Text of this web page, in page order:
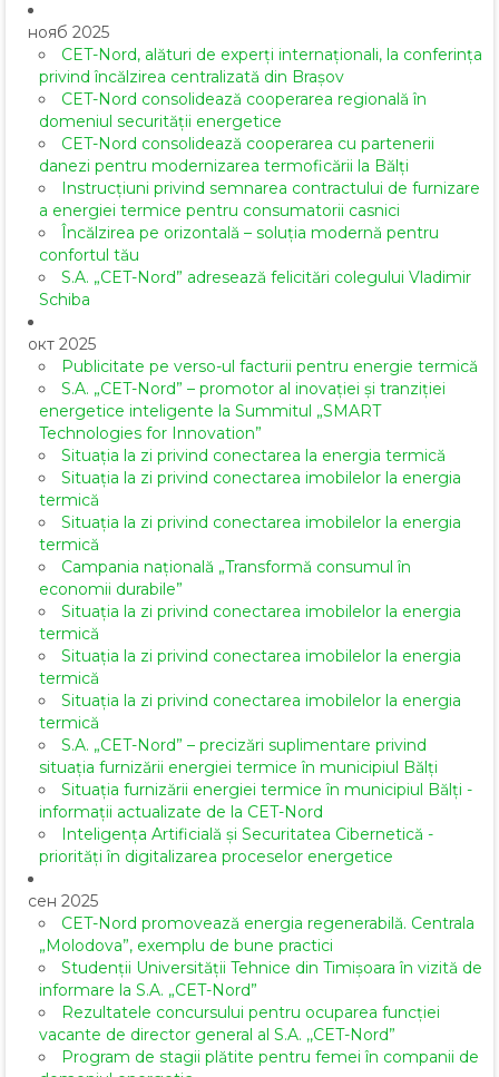
нояб 2025
CET-Nord, alături de experți internaționali, la conferința
privind încălzirea centralizată din Brașov
CET-Nord consolidează cooperarea regională în
domeniul securității energetice
CET-Nord consolidează cooperarea cu partenerii
danezi pentru modernizarea termoficării la Bălți
Instrucțiuni privind semnarea contractului de furnizare
a energiei termice pentru consumatorii casnici
Încălzirea pe orizontală – soluția modernă pentru
confortul tău
S.A. „CET-Nord” adresează felicitări colegului Vladimir
Schiba
окт 2025
Publicitate pe verso-ul facturii pentru energie termică
S.A. „CET-Nord” – promotor al inovației și tranziției
energetice inteligente la Summitul „SMART
Technologies for Innovation”
Situația la zi privind conectarea la energia termică
Situația la zi privind conectarea imobilelor la energia
termică
Situația la zi privind conectarea imobilelor la energia
termică
Campania națională „Transformă consumul în
economii durabile”
Situația la zi privind conectarea imobilelor la energia
termică
Situația la zi privind conectarea imobilelor la energia
termică
Situația la zi privind conectarea imobilelor la energia
termică
S.A. „CET-Nord” – precizări suplimentare privind
situația furnizării energiei termice în municipiul Bălți
Situația furnizării energiei termice în municipiul Bălți -
informații actualizate de la CET-Nord
Inteligența Artificială și Securitatea Cibernetică -
priorități în digitalizarea proceselor energetice
сен 2025
CET-Nord promovează energia regenerabilă. Centrala
„Molodova”, exemplu de bune practici
Studenții Universității Tehnice din Timișoara în vizită de
informare la S.A. „CET-Nord”
Rezultatele concursului pentru ocuparea funcției
vacante de director general al S.A. ,,CET-Nord”
Program de stagii plătite pentru femei în companii de